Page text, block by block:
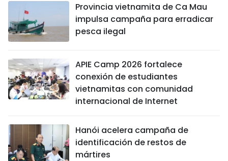
Provincia vietnamita de Ca Mau
impulsa campaña para erradicar
pesca ilegal
APIE Camp 2026 fortalece
conexión de estudiantes
vietnamitas con comunidad
internacional de Internet
Hanói acelera campaña de
identificación de restos de
mártires